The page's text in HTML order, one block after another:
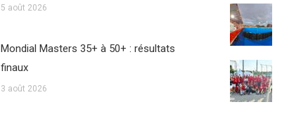
5 août 2026
Mondial Masters 35+ à 50+ : résultats
finaux
3 août 2026